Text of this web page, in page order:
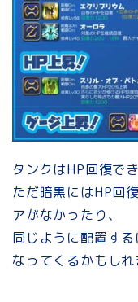
タンクはHP回復で
ただ暗黒にはHP回
アがなかったり、
同じように配置する
なってくるかもしれ